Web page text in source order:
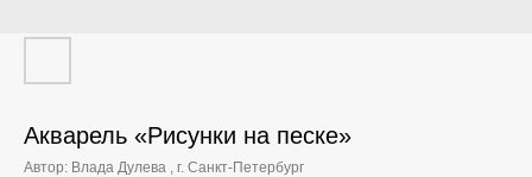
Акварель «Рисунки на песке»‎
Автор: Влада Дулева , г. Санкт-Петербург